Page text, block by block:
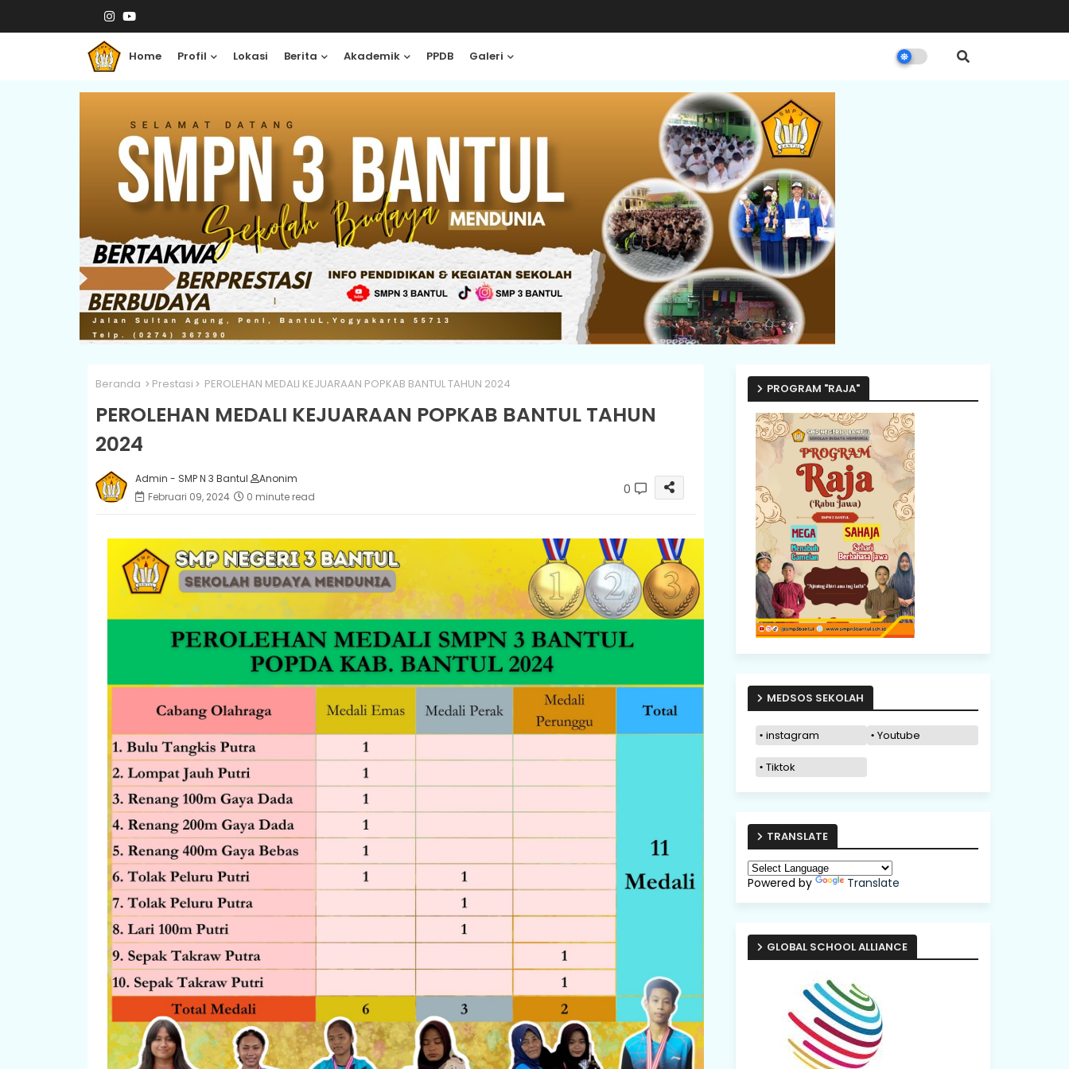
Home Profil Lokasi Berita Akademik PPDB Galeri
Beranda Prestasi PEROLEHAN MEDALI KEJUARAAN POPKAB BANTUL TAHUN 2024
PEROLEHAN MEDALI KEJUARAAN POPKAB BANTUL TAHUN
2024
Admin - SMP N 3 Bantul
Anonim
Februari 09, 2024
0 minute read 0
PROGRAM "RAJA"
MEDSOS SEKOLAH
instagram Youtube
Tiktok
TRANSLATE
Powered by Translate
GLOBAL SCHOOL ALLIANCE